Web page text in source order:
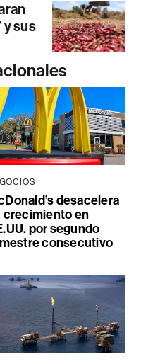
y sus
desacelera
crecimiento en
por segundo
consecutivo